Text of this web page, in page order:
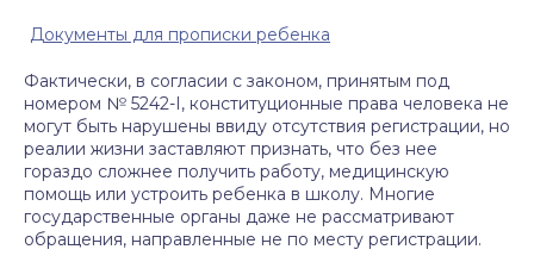
Документы для прописки ребенка
Фактически, в согласии с законом, принятым под
номером № 5242-I, конституционные права человека не
могут быть нарушены ввиду отсутствия регистрации, но
реалии жизни заставляют признать, что без нее
гораздо сложнее получить работу, медицинскую
помощь или устроить ребенка в школу. Многие
государственные органы даже не рассматривают
обращения, направленные не по месту регистрации.